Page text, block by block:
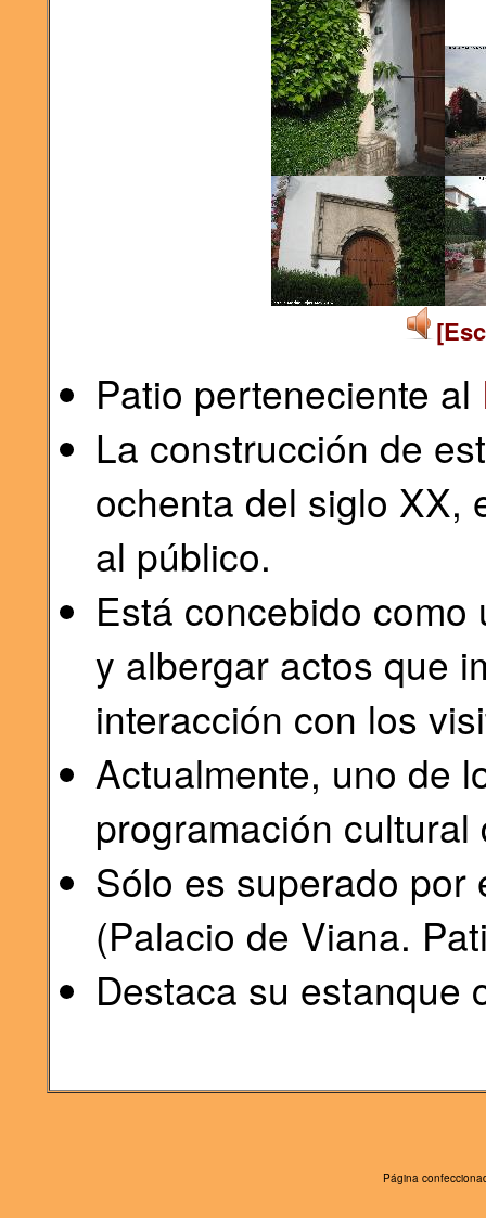
Patio perteneciente al
La construcción de
ochenta del siglo XX,
al público.
Está concebido
y albergar actos que
interacción con los
Actualmente, uno de
programación
Sólo es superado por
(Palacio de Viana.
Destaca su estanque
Página